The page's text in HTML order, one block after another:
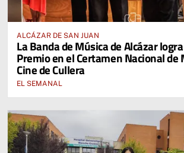
ALCÁZAR DE SAN JUAN
La Banda de Música de Alcázar
Premio en el Certamen Nacional de
Cine de Cullera
EL SEMANAL